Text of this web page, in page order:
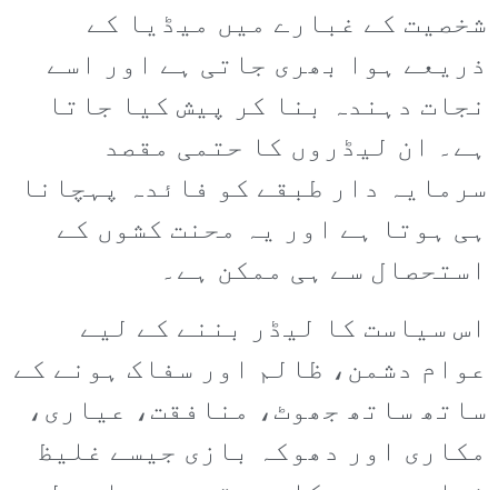
شخصیت کے غبارے میں میڈیا کے
ذریعے ہوا بھری جاتی ہے اور اسے
نجات دہندہ بنا کر پیش کیا جاتا
ہے۔ ان لیڈروں کا حتمی مقصد
سرمایہ دار طبقے کو فائدہ پہچانا
ہی ہوتا ہے اور یہ محنت کشوں کے
استحصال سے ہی ممکن ہے۔
اس سیاست کا لیڈر بننے کے لیے
عوام دشمن، ظالم اور سفاک ہونے کے
ساتھ ساتھ جھوٹ، منافقت، عیاری،
مکاری اور دھوکہ بازی جیسے غلیظ